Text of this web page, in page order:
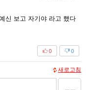
신 보고 자기야 라고 했다
0
0
새로고침